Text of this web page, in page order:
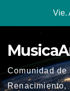
Vie.
Comunidad de